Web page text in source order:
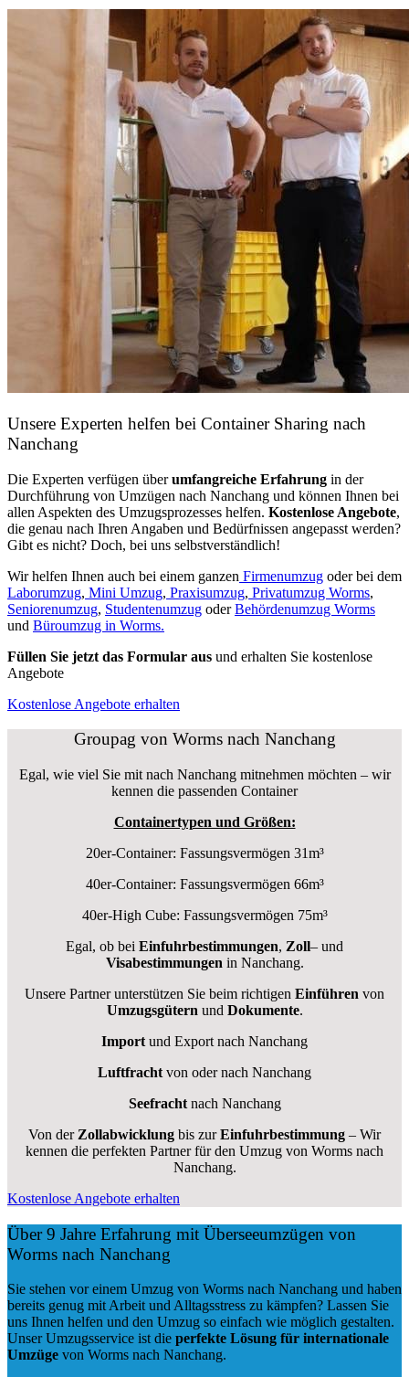
Unsere Experten helfen bei Container Sharing nach
Nanchang
Die Experten verfügen überumfangreiche Erfahrung in der
Durchführung von Umzügen nach Nanchang und können Ihnen bei
allen Aspekten des Umzugsprozesses helfen. Kostenlose Angebote,
die genau nach Ihren Angaben und Bedürfnissen angepasst werden?
Gibt es nicht? Doch, bei uns selbstverständlich!
Wir helfen Ihnen auch bei einem ganzen Firmenumzug oder bei dem
Laborumzug, Mini Umzug, Praxisumzug, Privatumzug Worms,
Seniorenumzug, Studentenumzug oderBehördenumzug Worms
und Büroumzug in Worms.
Füllen Sie jetzt das Formular aus und erhalten Sie kostenlose
Angebote
Kostenlose Angebote erhalten
Groupag von Worms nach Nanchang
Egal, wie viel Sie mit nach Nanchang mitnehmen möchten – wir
kennen die passenden Container
Containertypen und Größen:
20er-Container: Fassungsvermögen 31m³
40er-Container: Fassungsvermögen 66m³
40er-High Cube: Fassungsvermögen 75m³
Egal, ob bei Einfuhrbestimmungen, Zoll– und
Visabestimmungen in Nanchang.
Unsere Partner unterstützen Sie beim richtigen Einführen von
Umzugsgütern und Dokumente.
Import und Export nach Nanchang
Luftfracht von oder nach Nanchang
Seefrachtnach Nanchang
Von der Zollabwicklung bis zurEinfuhrbestimmung – Wir
kennen die perfekten Partner für den Umzug von Worms nach
Nanchang.
Kostenlose Angebote erhalten
Über 9 Jahre Erfahrung mit Überseeumzügen von
Worms nach Nanchang
Sie stehen vor einem Umzug von Worms nach Nanchang und haben
bereits genug mit Arbeit und Alltagsstress zu kämpfen? Lassen Sie
uns Ihnen helfen und den Umzug so einfach wie möglich gestalten.
Unser Umzugsservice ist die perfekte Lösung für internationale
Umzüge von Worms nach Nanchang.